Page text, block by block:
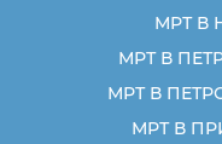
МРТ В
МРТ В
МРТ В
МРТ В